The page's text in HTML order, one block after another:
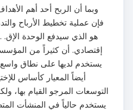
وبما أن الربح أحد أهم
فإن عملية تخطيط الأرباح
هو الذي سيدفع الوحدة
إقتصادي. أن كثيراً من
يستخدم لديها على نطاق
أيضاً المعيار كأساس
التوسعات المرجو القيام بها،
يستخدم حالياً في المنشأت